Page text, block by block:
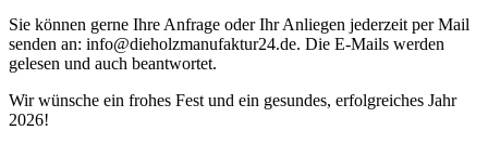
Sie können gerne Ihre Anfrage oder Ihr Anliegen jederzeit per Mail
senden an: info@dieholzmanufaktur24.de. Die E-Mails werden
gelesen und auch beantwortet.
Wir wünsche ein frohes Fest und ein gesundes, erfolgreiches Jahr
2026!